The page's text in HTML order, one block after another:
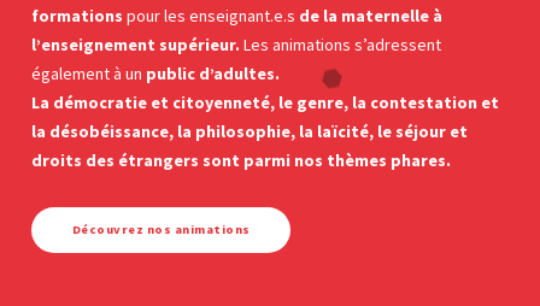
formations pour les enseignant.e.s de la maternelle à
l’enseignement supérieur.Les animations s’adressent
également à un public d’adultes.
La démocratie et citoyenneté, le genre, la contestation et
la désobéissance, la philosophie, la laïcité, le séjour et
droits des étrangers sont parmi nos thèmes phares.
Découvrez nos animations